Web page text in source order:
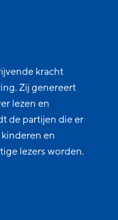
kracht
Zij genereert
lezen en
de partijen die er
en
lezers worden.